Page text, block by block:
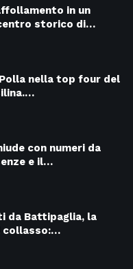
in un
storico di…
nella top four del
con numeri da
e il…
da Battipaglia, la
collasso:…